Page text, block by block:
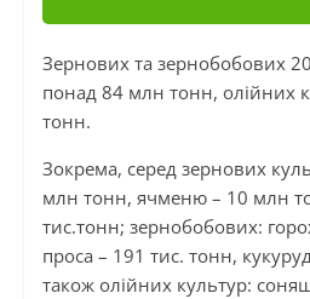
Зернових та зернобобових
понад 84 млн тонн, олійних
тонн.
Зокрема, серед зернових
млн тонн, ячменю – 10 млн
тис.тонн; зернобобових:
проса – 191 тис. тонн,
також олійних культур: